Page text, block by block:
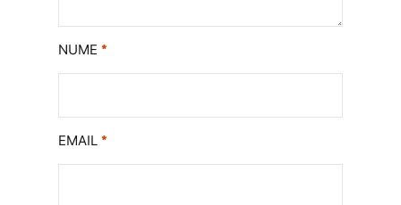
NUME *
EMAIL *